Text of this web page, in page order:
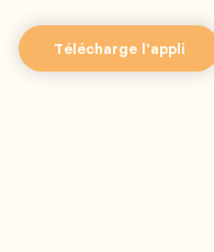
Télécharge l'appli